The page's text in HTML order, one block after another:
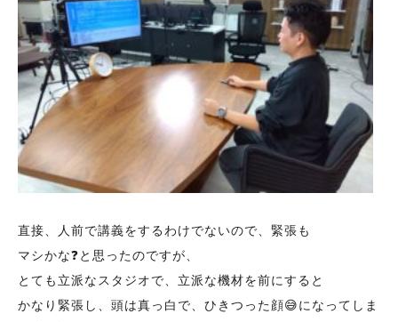
直接、人前で講義をするわけでないので、緊張も
マシかな❓と思ったのですが、
とても立派なスタジオで、立派な機材を前にすると
かなり緊張し、頭は真っ白で、ひきつった顔😅になってしま